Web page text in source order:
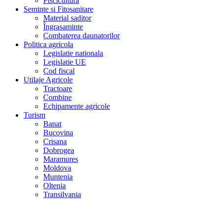
Seminte si Fitosanitare
Material saditor
Îngrasaminte
Combaterea daunatorilor
Politica agricola
Legislatie nationala
Legislatie UE
Cod fiscal
Utilaje Agricole
Tractoare
Combine
Echipamente agricole
Turism
Banat
Bucovina
Crisana
Dobrogea
Maramures
Moldova
Muntenia
Oltenia
Transilvania